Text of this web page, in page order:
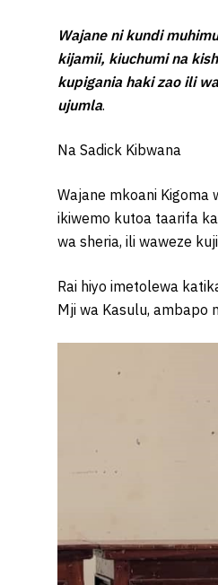
Wajane ni kundi
kijamii, kiuchumi na
kupigania haki zao ili
ujumla.
Na Sadick Kibwana
Wajane mkoani
ikiwemo kutoa taarifa
wa sheria, ili waweze
Rai hiyo imetolewa
Mji wa Kasulu, ambapo